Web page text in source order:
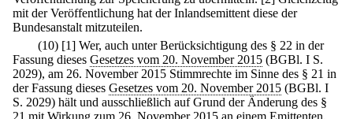
mit der Veröffentlichung hat der Inlandsemittent diese der
Bundesanstalt mitzuteilen.
(10) [1] Wer, auch unter Berücksichtigung des § 22 in der
Fassung dieses Gesetzes vom 20. November 2015 (BGBl. I S.
2029), am 26. November 2015 Stimmrechte im Sinne des § 21 in
der Fassung dieses Gesetzes vom 20. November 2015 (BGBl. I
S. 2029) hält und ausschließlich auf Grund der Änderung des §